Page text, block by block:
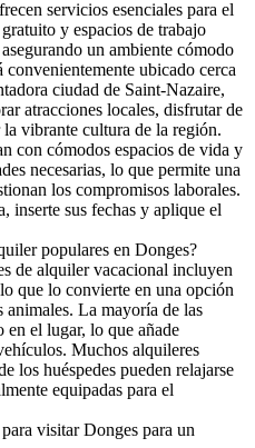
servicios esenciales para el
y espacios de trabajo
un ambiente cómodo
ubicado cerca
ciudad de Saint-Nazaire,
atracciones locales, disfrutar de
vibrante cultura de la región.
con cómodos espacios de vida y
necesarias, lo que permite una
los compromisos laborales.
inserte sus fechas y aplique el
populares en Donges?
de alquiler vacacional incluyen
que lo convierte en una opción
animales. La mayoría de las
en el lugar, lo que añade
Muchos alquileres
los huéspedes pueden relajarse
equipadas para el
visitar Donges para un